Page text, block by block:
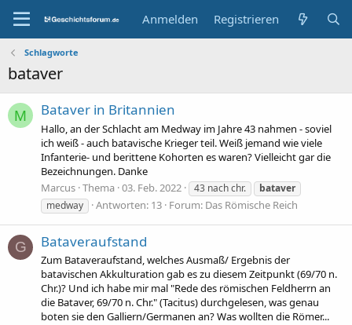
Anmelden Registrieren
Schlagworte
bataver
M Bataver in Britannien
Hallo, an der Schlacht am Medway im Jahre 43 nahmen - soviel
ich weiß - auch batavische Krieger teil. Weiß jemand wie viele
Infanterie- und berittene Kohorten es waren? Vielleicht gar die
Bezeichnungen. Danke
Marcus Thema 03. Feb. 2022 43 nach chr.
bataver
medway
Antworten: 13 Forum: Das Römische Reich
G Bataveraufstand
Zum Bataveraufstand, welches Ausmaß/ Ergebnis der
batavischen Akkulturation gab es zu diesem Zeitpunkt (69/70 n.
Chr.)? Und ich habe mir mal "Rede des römischen Feldherrn an
die Bataver, 69/70 n. Chr." (Tacitus) durchgelesen, was genau
boten sie den Galliern/Germanen an? Was wollten die Römer...